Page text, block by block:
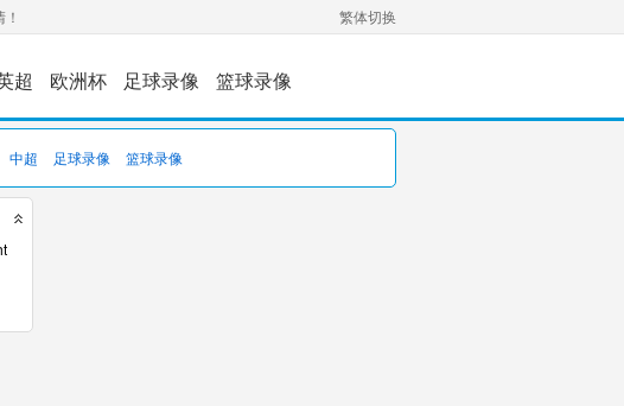
繁体切换
超 欧洲杯 足球录像 篮球录像
中超 足球录像 篮球录像